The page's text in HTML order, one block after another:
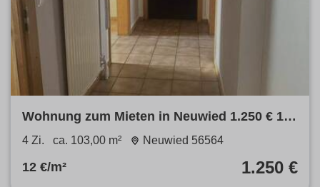
Wohnung zum Mieten in Neuwied 1.250 € 103
m²
4 Zi. ca. 103,00 m² Neuwied 56564
12 €/m² 1.250 €